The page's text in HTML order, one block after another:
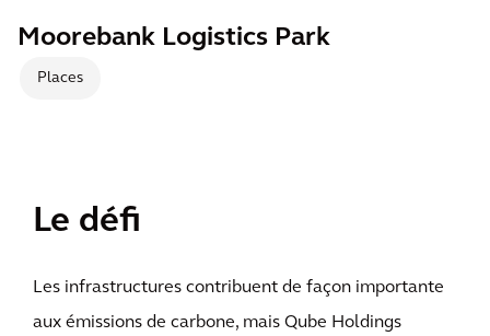
Moorebank Logistics Park
Places
Le défi
Les infrastructures contribuent de façon importante
aux émissions de carbone, mais Qube Holdings